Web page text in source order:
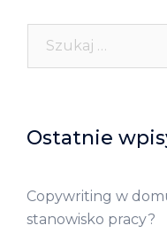
Ostatnie
Copywriting w
stanowisko pracy?